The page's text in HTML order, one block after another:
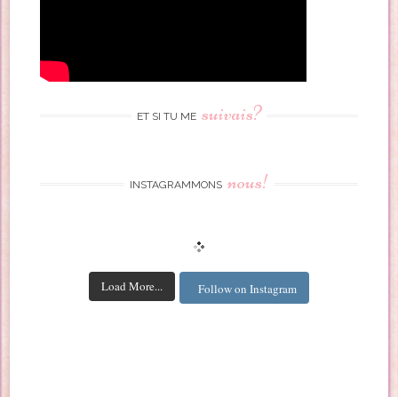
ET SI TU ME suivais?
INSTAGRAMMONS nous!
Load More... Follow on Instagram